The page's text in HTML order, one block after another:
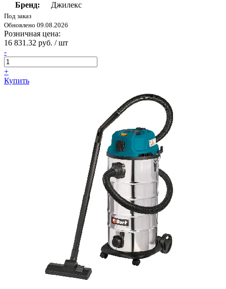
Бренд:
Джилекс
Под заказ
Обновлено 09.08.2026
Розничная цена:
16 831.32 руб. / шт
-
+
Купить